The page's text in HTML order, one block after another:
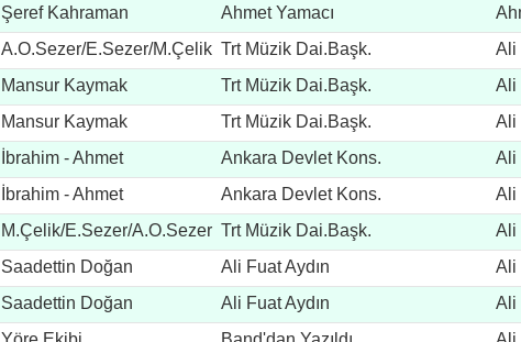
Şeref Kahraman Ahmet Yamacı
A.O.Sezer/E.Sezer/M.Çelik Trt Müzik Dai.Başk.
Ali
Mansur Kaymak Trt Müzik Dai.Başk.
Ali
Mansur Kaymak Trt Müzik Dai.Başk.
Ali
İbrahim - Ahmet Ankara Devlet Kons.
Ali
İbrahim - Ahmet Ankara Devlet Kons.
Ali
M.Çelik/E.Sezer/A.O.Sezer Trt Müzik Dai.Başk.
Ali
Saadettin Doğan Ali Fuat Aydın
Ali
Saadettin Doğan Ali Fuat Aydın
Ali